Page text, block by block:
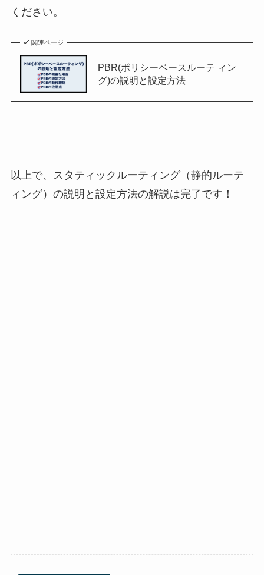
ください。
関連ページ
PBR(ポリシーベースルーテ ィン
グ)の説明と設定方法
以上で、スタティックルーティング（静的ルーテ
ィング）の説明と設定方法の解説は完了です！